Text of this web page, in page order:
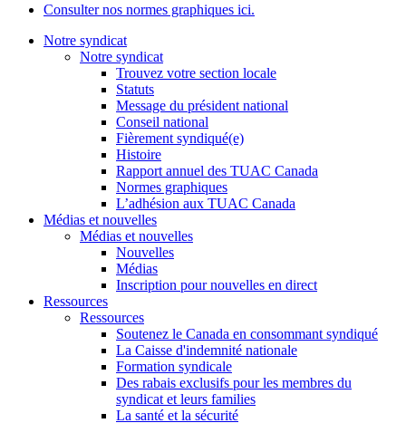
Consulter nos normes graphiques ici.
Notre syndicat
Notre syndicat
Trouvez votre section locale
Statuts
Message du président national
Conseil national
Fièrement syndiqué(e)
Histoire
Rapport annuel des TUAC Canada
Normes graphiques
L’adhésion aux TUAC Canada
Médias et nouvelles
Médias et nouvelles
Nouvelles
Médias
Inscription pour nouvelles en direct
Ressources
Ressources
Soutenez le Canada en consommant syndiqué
La Caisse d'indemnité nationale
Formation syndicale
Des rabais exclusifs pour les membres du
syndicat et leurs families
La santé et la sécurité